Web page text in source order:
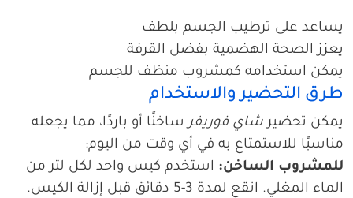
يساعد على ترطيب الجسم بلطف
يعزز الصحة الهضمية بفضل القرفة
يمكن استخدامه كمشروب منظف للجسم
طرق التحضير والاستخدام
يمكن تحضيرشاي فوريفرساخنًا أو باردًا، مما يجعله
مناسبًا للاستمتاع به في أي وقت من اليوم:
للمشروب الساخن: استخدم كيس واحد لكل لتر من
الماء المغلي. انقع لمدة 3-5 دقائق قبل إزالة الكيس.